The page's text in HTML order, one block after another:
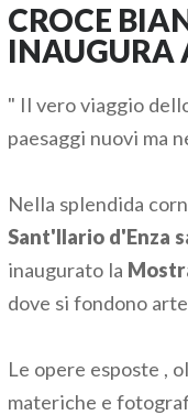
CROCE
INAUGURA
" Il vero viaggio
paesaggi nuovi ma
Nella splendida
Sant'Ilario d'Enza
inaugurato la
dove si fondono
Le opere esposte ,
materiche e